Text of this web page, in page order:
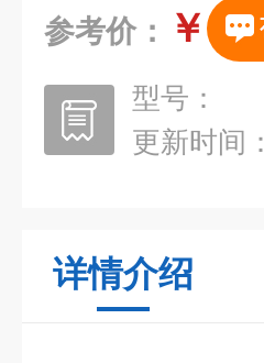
参考价： ￥
型号：
更新时间：
详情介绍